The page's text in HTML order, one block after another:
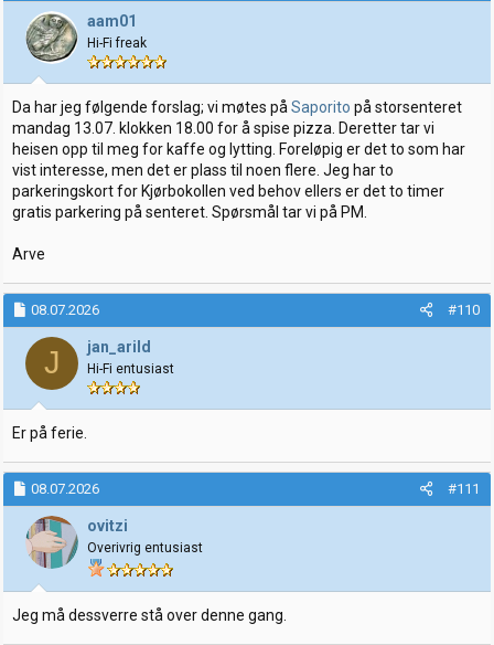
aam01
Hi-Fi freak
Da har jeg følgende forslag; vi møtes på Saporito på storsenteret
mandag 13.07. klokken 18.00 for å spise pizza. Deretter tar vi
heisen opp til meg for kaffe og lytting. Foreløpig er det to som har
vist interesse, men det er plass til noen flere. Jeg har to
parkeringskort for Kjørbokollen ved behov ellers er det to timer
gratis parkering på senteret. Spørsmål tar vi på PM.
Arve
08.07.2026 #110
J jan_arild
Hi-Fi entusiast
Er på ferie.
08.07.2026 #111
ovitzi
Overivrig entusiast
Jeg må dessverre stå over denne gang.